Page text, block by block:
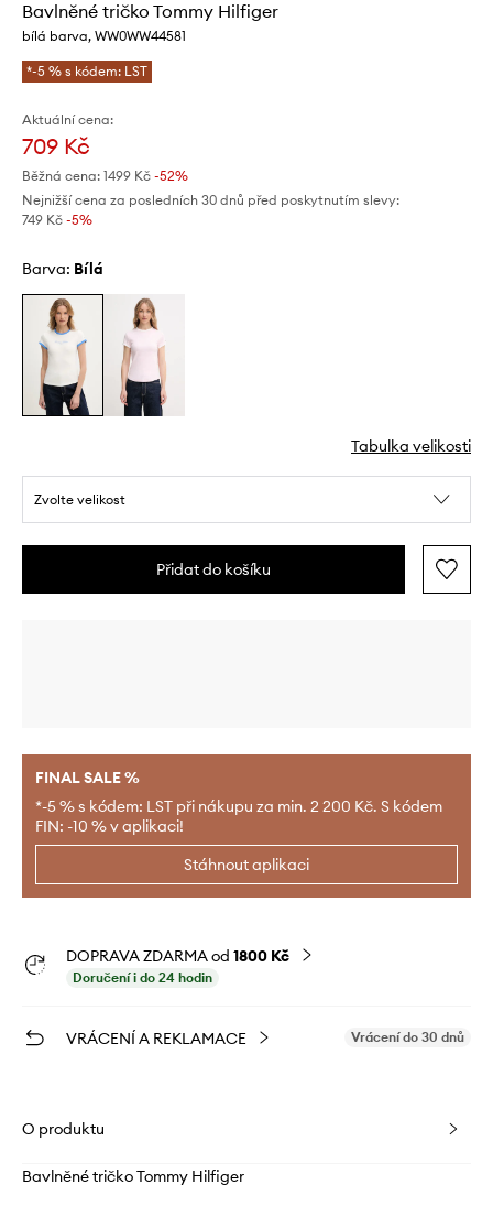
Bavlněné tričko Tommy Hilfiger
bílá barva, WW0WW44581
*-5 % s kódem: LST
Aktuální cena:
709 Kč
Běžná cena: 1499 Kč -52%
Nejnižší cena za posledních 30 dnů před poskytnutím slevy:
749 Kč -5%
Barva: bílá
Tabulka velikosti
Zvolte velikost
Přidat do košíku
FINAL SALE %
*-5 % s kódem: LST při nákupu za min. 2 200 Kč. S kódem
FIN: -10 % v aplikaci!
Stáhnout aplikaci
DOPRAVA ZDARMA od 1800 Kč
Doručení i do 24 hodin
VRÁCENÍ A REKLAMACE Vrácení do 30 dnů
O produktu
Bavlněné tričko Tommy Hilfiger